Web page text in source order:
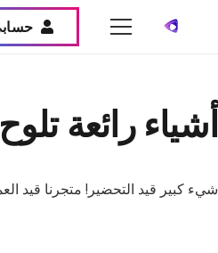
أشياء رائعة
شيء كبير قيد التحضير! متجرنا قيد